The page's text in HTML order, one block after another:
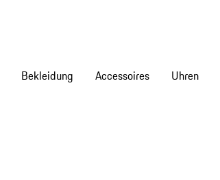
Bekleidung Accessoires Uhren